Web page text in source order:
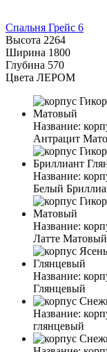
Спальня Грейс 6
Высота 2264
Ширина 1800
Глубина 570
Цвета ЛЕРОМ
Название:
Антрацит
Название:
Белый
Название:
Латте Матовый
Название:
Глянцевый
Название:
глянцевый